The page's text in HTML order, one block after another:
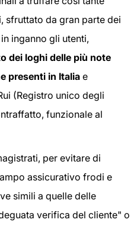
sfruttato da gran parte dei
inganno gli utenti,
dei loghi delle più note
presenti in Italia e
(Registro unico degli
funzionale al
per evitare di
assicurativo frodi e
simili a quelle delle
verifica del cliente" o